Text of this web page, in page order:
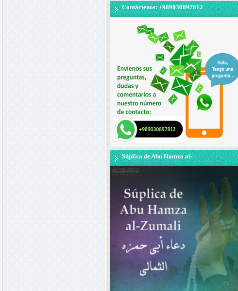
Contáctenos: +989030897812
Súplica de Abu Hamza al-
Zumali